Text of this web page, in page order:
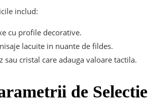
includ:
cu profile decorative.
lacuite in nuante de fildes.
sau cristal care adauga valoare tactila.
de Selectie